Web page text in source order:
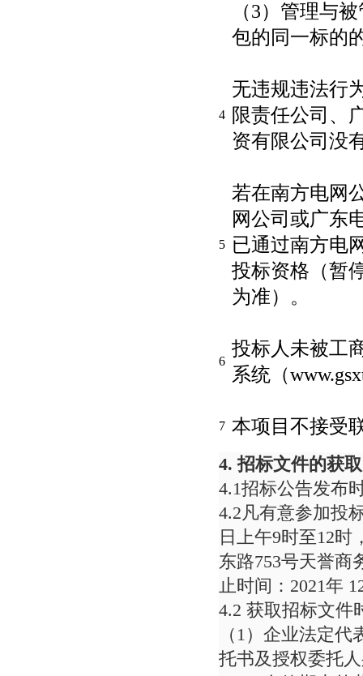
（3）管理与
包的同一标的
4
无违规违法行
限责任公司、
资有限公司没
5
若在南方电网
网公司或广东
已通过南方电
投标资格（暂
为准）。
6
投标人未被工
系统（
7 本项目不接受
4.招标文件的获取
4.1招标公告发布
4.2凡有意参加投
日上午9时至12时
东路753号天誉商
止时间：2021年
4.2 获取招标文件
（1）企业法定
托书及授权委托